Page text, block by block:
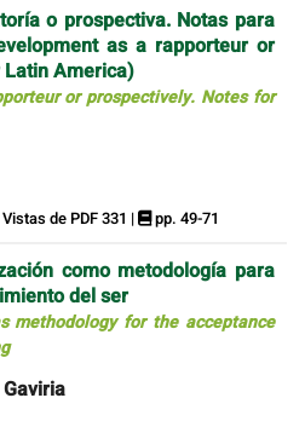
o prospectiva. Notas para
as a rapporteur or
America)
or prospectively. Notes for
Vistas de PDF 331 | pp. 49-71
como metodología para
del ser
methodology for the acceptance